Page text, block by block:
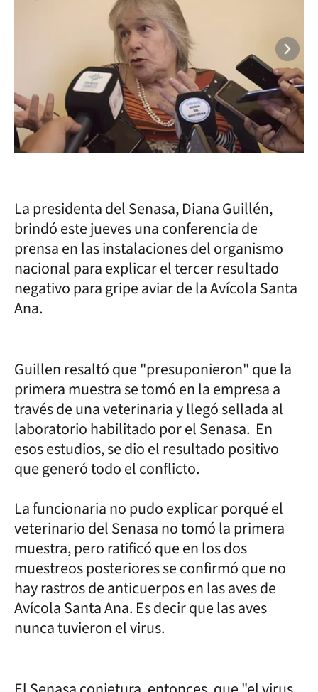
La presidenta del Senasa, Diana Guillén,
brindó este jueves una conferencia de
prensa en las instalaciones del organismo
nacional para explicar el tercer resultado
negativo para gripe aviar de la Avícola Santa
Ana.
Guillen resaltó que "presuponieron" que la
primera muestra se tomó en la empresa a
través de una veterinaria y llegó sellada al
laboratorio habilitado por el Senasa. En
esos estudios, se dio el resultado positivo
que generó todo el conflicto.
La funcionaria no pudo explicar porqué el
veterinario del Senasa no tomó la primera
muestra, pero ratificó que en los dos
muestreos posteriores se confirmó que no
hay rastros de anticuerpos en las aves de
Avícola Santa Ana. Es decir que las aves
nunca tuvieron el virus.